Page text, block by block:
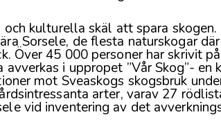
kulturella skäl att spara
Sorsele, de flesta naturskogar
Över 45 000 personer har skrivit
i uppropet ”Vår Skog”- en
mot Sveaskogs skogsbruk
arter, varav 27
vid inventering av det